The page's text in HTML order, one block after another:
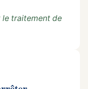
traitement de